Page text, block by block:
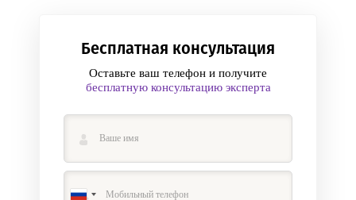
Бесплатная консультация
Оставьте ваш телефон и получите
бесплатную консультацию эксперта